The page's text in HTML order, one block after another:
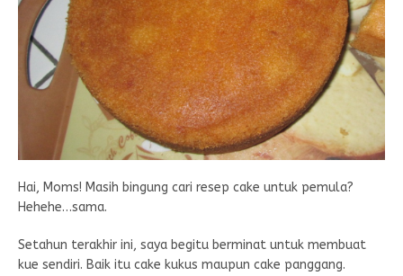
Hai, Moms! Masih bingung cari resep cake untuk pemula?
Hehehe…sama.
Setahun terakhir ini, saya begitu berminat untuk membuat
kue sendiri. Baik itu cake kukus maupun cake panggang.